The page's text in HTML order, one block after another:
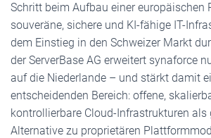
Schritt beim Aufbau einer europäischen
souveräne, sichere und KI-fähige IT-
dem Einstieg in den Schweizer Markt
der ServerBase AG erweitert synaforce
auf die Niederlande – und stärkt damit
entscheidenden Bereich: offene,
kontrollierbare Cloud-Infrastrukturen
Alternative zu proprietären